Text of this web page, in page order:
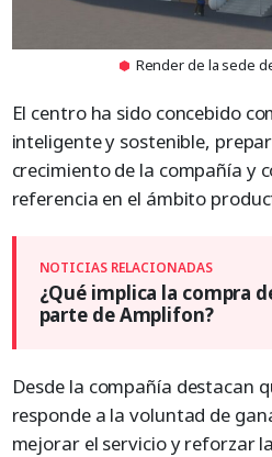
Render de la sede
El centro ha sido concebido
inteligente y sostenible,
crecimiento de la compañía y
referencia en el ámbito
¿Qué implica la compra
parte de Amplifon?
Desde la compañía destacan
responde a la voluntad de
mejorar el servicio y reforzar